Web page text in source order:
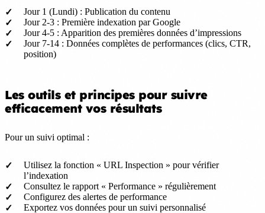
Jour 1 (Lundi) : Publication du contenu
Jour 2-3 : Première indexation par Google
Jour 4-5 : Apparition des premières données d’impressions
Jour 7-14 : Données complètes de performances (clics, CTR,
position)
Les outils et principes pour suivre
efficacement vos résultats
Pour un suivi optimal :
Utilisez la fonction « URL Inspection » pour vérifier
l’indexation
Consultez le rapport « Performance » régulièrement
Configurez des alertes de performance
Exportez vos données pour un suivi personnalisé